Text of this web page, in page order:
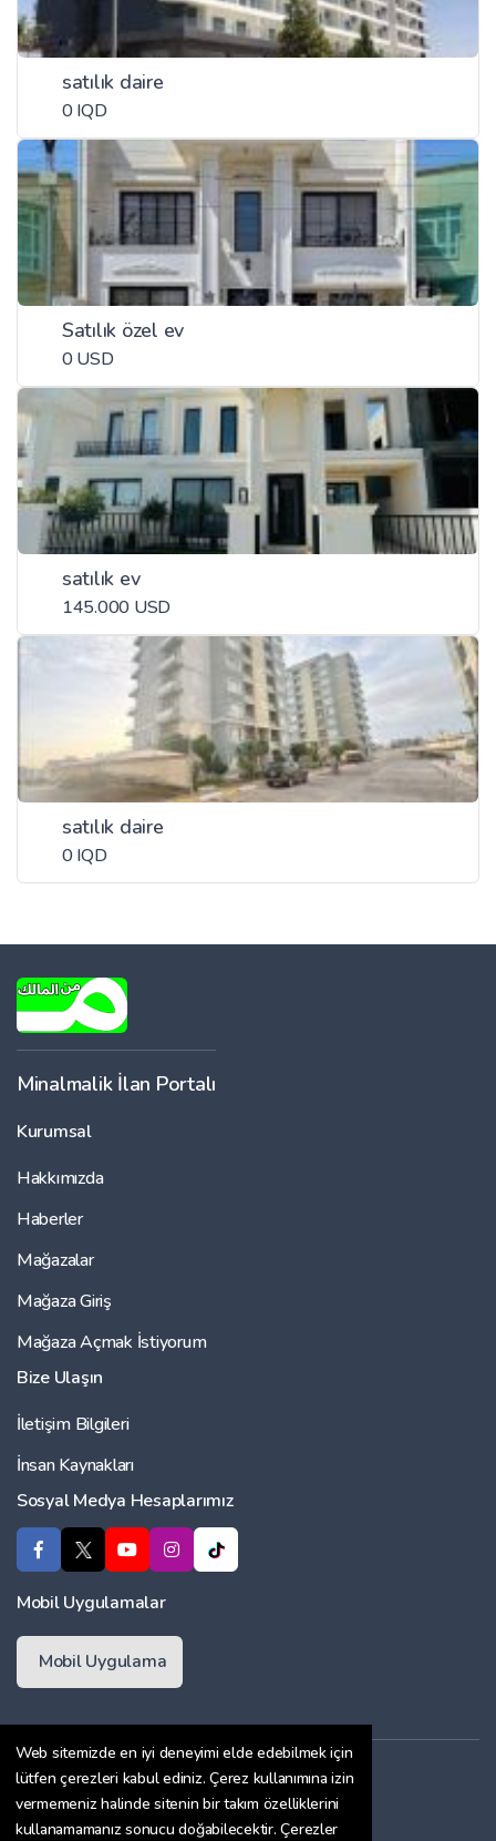
Web sitemizde en iyi deneyimi elde edebilmek için
lütfen çerezleri kabul ediniz. Çerez kullanımına izin
vermemeniz halinde sitenin bir takım özelliklerini
kullanamamanız sonucu doğabilecektir. Çerezler
satılık daire
0 IQD
Satılık özel ev
0 USD
satılık ev
145.000 USD
satılık daire
0 IQD
Minalmalik İlan Portalı
Kurumsal
Hakkımızda
Haberler
Mağazalar
Mağaza Giriş
Mağaza Açmak İstiyorum
Bize Ulaşın
İletişim Bilgileri
İnsan Kaynakları
Sosyal Medya Hesaplarımız
Mobil Uygulamalar
Mobil Uygulama
Üyelik Sözleşmesi
Çerez Politikası